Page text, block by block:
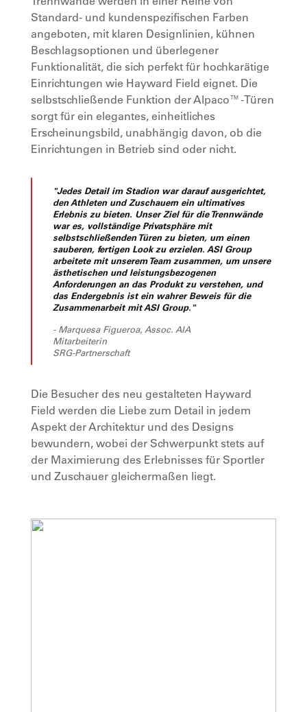
Standard- und kundenspezifischen Farben
angeboten, mit klaren Designlinien, kühnen
Beschlagsoptionen und überlegener
Funktionalität, die sich perfekt für hochkarätige
Einrichtungen wie Hayward Field eignet. Die
selbstschließende Funktion der Alpaco™-Türen
sorgt für ein elegantes, einheitliches
Erscheinungsbild, unabhängig davon, ob die
Einrichtungen in Betrieb sind oder nicht.
"Jedes Detail im Stadion war darauf ausgerichtet,
den Athleten und Zuschauern ein ultimatives
Erlebnis zu bieten. Unser Ziel für die Trennwände
war es, vollständige Privatsphäre mit
selbstschließenden Türen zu bieten, um einen
sauberen, fertigen Look zu erzielen. ASI Group
arbeitete mit unserem Team zusammen, um unsere
ästhetischen und leistungsbezogenen
Anforderungen an das Produkt zu verstehen, und
das Endergebnis ist ein wahrer Beweis für die
Zusammenarbeit mit ASI Group."
- Marquesa Figueroa, Assoc. AIA
Mitarbeiterin
SRG-Partnerschaft
Die Besucher des neu gestalteten Hayward
Field werden die Liebe zum Detail in jedem
Aspekt der Architektur und des Designs
bewundern, wobei der Schwerpunkt stets auf
der Maximierung des Erlebnisses für Sportler
und Zuschauer gleichermaßen liegt.